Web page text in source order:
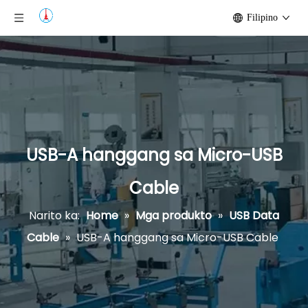
Filipino
USB-A hanggang sa Micro-USB
Cable
Narito ka: Home » Mga produkto » USB Data
Cable » USB-A hanggang sa Micro-USB Cable